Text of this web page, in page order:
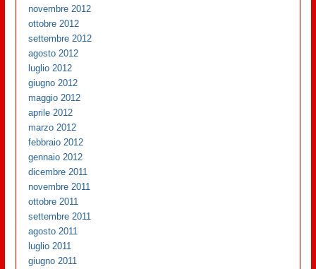
novembre 2012
ottobre 2012
settembre 2012
agosto 2012
luglio 2012
giugno 2012
maggio 2012
aprile 2012
marzo 2012
febbraio 2012
gennaio 2012
dicembre 2011
novembre 2011
ottobre 2011
settembre 2011
agosto 2011
luglio 2011
giugno 2011